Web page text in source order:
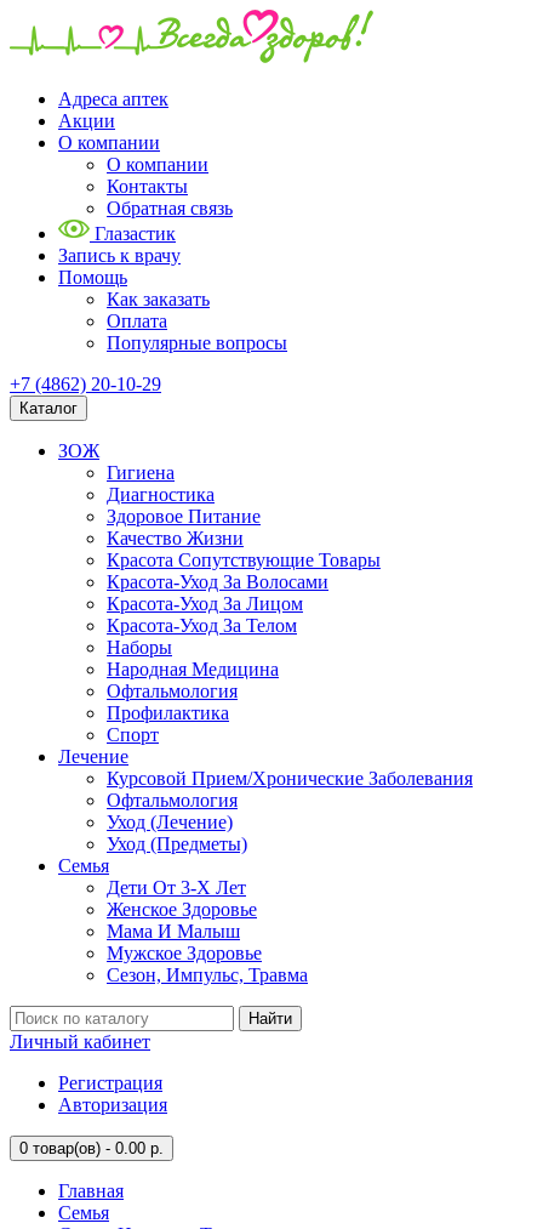
Адреса аптек
Акции
О компании
О компании
Контакты
Обратная связь
Глазастик
Запись к врачу
Помощь
Как заказать
Оплата
Популярные вопросы
+7 (4862) 20-10-29
Каталог
ЗОЖ
Гигиена
Диагностика
Здоровое Питание
Качество Жизни
Красота Сопутствующие Товары
Красота-Уход За Волосами
Красота-Уход За Лицом
Красота-Уход За Телом
Наборы
Народная Медицина
Офтальмология
Профилактика
Спорт
Лечение
Курсовой Прием/Хронические Заболевания
Офтальмология
Уход (Лечение)
Уход (Предметы)
Семья
Дети От 3-Х Лет
Женское Здоровье
Мама И Малыш
Мужское Здоровье
Сезон, Импульс, Травма
Найти
Личный кабинет
Регистрация
Авторизация
0 товар(ов) - 0.00 р.
Главная
Семья